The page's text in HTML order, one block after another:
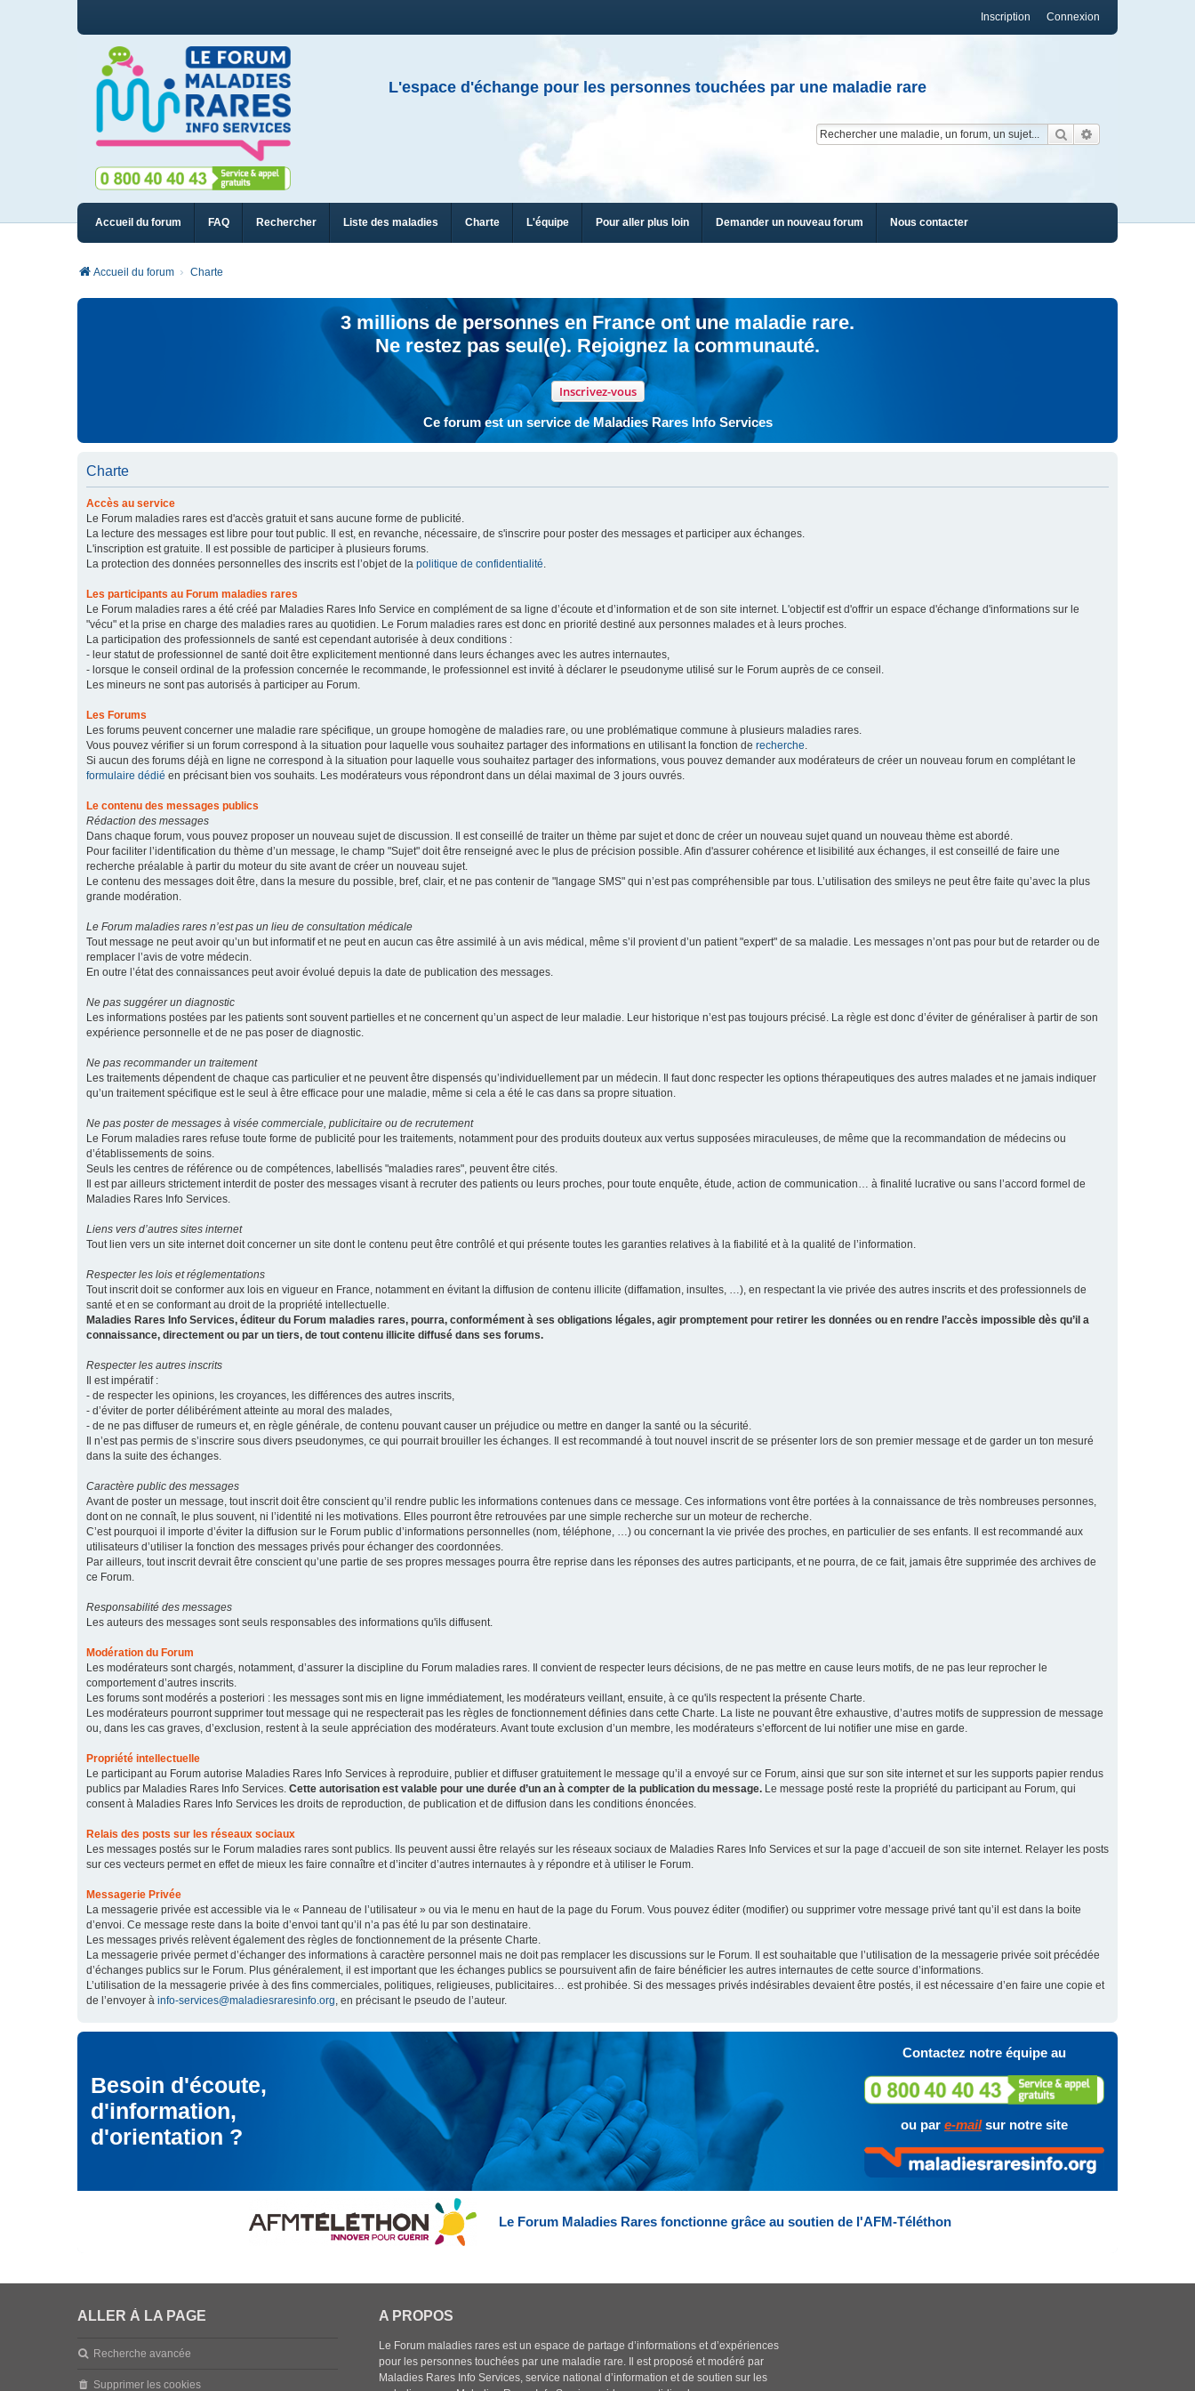
Connexion
Inscription
L'espace d'échange pour les personnes touchées par une maladie rare
Rechercher
Accueil du forum FAQ Rechercher Liste des maladies Charte L'équipe Pour aller plus loin Demander un nouveau forum Nous contacter
Accueil du forum Charte
3 millions de personnes en France ont une maladie rare.
Ne restez pas seul(e). Rejoignez la communauté.
Inscrivez-vous
Ce forum est un service de Maladies Rares Info Services
Charte
Accès au service
Le Forum maladies rares est d'accès gratuit et sans aucune forme de publicité.
La lecture des messages est libre pour tout public. Il est, en revanche, nécessaire, de s'inscrire pour poster des messages et participer aux échanges.
L'inscription est gratuite. Il est possible de participer à plusieurs forums.
La protection des données personnelles des inscrits est l’objet de la politique de confidentialité.
Les participants au Forum maladies rares
Le Forum maladies rares a été créé par Maladies Rares Info Service en complément de sa ligne d’écoute et d’information et de son site internet. L'objectif est d'offrir un espace d'échange d'informations sur le
"vécu" et la prise en charge des maladies rares au quotidien. Le Forum maladies rares est donc en priorité destiné aux personnes malades et à leurs proches.
La participation des professionnels de santé est cependant autorisée à deux conditions :
- leur statut de professionnel de santé doit être explicitement mentionné dans leurs échanges avec les autres internautes,
- lorsque le conseil ordinal de la profession concernée le recommande, le professionnel est invité à déclarer le pseudonyme utilisé sur le Forum auprès de ce conseil.
Les mineurs ne sont pas autorisés à participer au Forum.
Les Forums
Les forums peuvent concerner une maladie rare spécifique, un groupe homogène de maladies rare, ou une problématique commune à plusieurs maladies rares.
Vous pouvez vérifier si un forum correspond à la situation pour laquelle vous souhaitez partager des informations en utilisant la fonction de recherche.
Si aucun des forums déjà en ligne ne correspond à la situation pour laquelle vous souhaitez partager des informations, vous pouvez demander aux modérateurs de créer un nouveau forum en complétant le
formulaire dédié en précisant bien vos souhaits. Les modérateurs vous répondront dans un délai maximal de 3 jours ouvrés.
Le contenu des messages publics
Rédaction des messages
Dans chaque forum, vous pouvez proposer un nouveau sujet de discussion. Il est conseillé de traiter un thème par sujet et donc de créer un nouveau sujet quand un nouveau thème est abordé.
Pour faciliter l’identification du thème d’un message, le champ "Sujet" doit être renseigné avec le plus de précision possible. Afin d'assurer cohérence et lisibilité aux échanges, il est conseillé de faire une
recherche préalable à partir du moteur du site avant de créer un nouveau sujet.
Le contenu des messages doit être, dans la mesure du possible, bref, clair, et ne pas contenir de "langage SMS" qui n’est pas compréhensible par tous. L’utilisation des smileys ne peut être faite qu’avec la plus
grande modération.
Le Forum maladies rares n’est pas un lieu de consultation médicale
Tout message ne peut avoir qu’un but informatif et ne peut en aucun cas être assimilé à un avis médical, même s’il provient d’un patient "expert" de sa maladie. Les messages n’ont pas pour but de retarder ou de
remplacer l’avis de votre médecin.
En outre l’état des connaissances peut avoir évolué depuis la date de publication des messages.
Ne pas suggérer un diagnostic
Les informations postées par les patients sont souvent partielles et ne concernent qu’un aspect de leur maladie. Leur historique n’est pas toujours précisé. La règle est donc d’éviter de généraliser à partir de son
expérience personnelle et de ne pas poser de diagnostic.
Ne pas recommander un traitement
Les traitements dépendent de chaque cas particulier et ne peuvent être dispensés qu’individuellement par un médecin. Il faut donc respecter les options thérapeutiques des autres malades et ne jamais indiquer
qu’un traitement spécifique est le seul à être efficace pour une maladie, même si cela a été le cas dans sa propre situation.
Ne pas poster de messages à visée commerciale, publicitaire ou de recrutement
Le Forum maladies rares refuse toute forme de publicité pour les traitements, notamment pour des produits douteux aux vertus supposées miraculeuses, de même que la recommandation de médecins ou
d’établissements de soins.
Seuls les centres de référence ou de compétences, labellisés "maladies rares", peuvent être cités.
Il est par ailleurs strictement interdit de poster des messages visant à recruter des patients ou leurs proches, pour toute enquête, étude, action de communication… à finalité lucrative ou sans l’accord formel de
Maladies Rares Info Services.
Liens vers d’autres sites internet
Tout lien vers un site internet doit concerner un site dont le contenu peut être contrôlé et qui présente toutes les garanties relatives à la fiabilité et à la qualité de l’information.
Respecter les lois et réglementations
Tout inscrit doit se conformer aux lois en vigueur en France, notamment en évitant la diffusion de contenu illicite (diffamation, insultes, …), en respectant la vie privée des autres inscrits et des professionnels de
santé et en se conformant au droit de la propriété intellectuelle.
Maladies Rares Info Services, éditeur du Forum maladies rares, pourra, conformément à ses obligations légales, agir promptement pour retirer les données ou en rendre l’accès impossible dès qu’il a
connaissance, directement ou par un tiers, de tout contenu illicite diffusé dans ses forums.
Respecter les autres inscrits
Il est impératif :
- de respecter les opinions, les croyances, les différences des autres inscrits,
- d’éviter de porter délibérément atteinte au moral des malades,
- de ne pas diffuser de rumeurs et, en règle générale, de contenu pouvant causer un préjudice ou mettre en danger la santé ou la sécurité.
Il n’est pas permis de s’inscrire sous divers pseudonymes, ce qui pourrait brouiller les échanges. Il est recommandé à tout nouvel inscrit de se présenter lors de son premier message et de garder un ton mesuré
dans la suite des échanges.
Caractère public des messages
Avant de poster un message, tout inscrit doit être conscient qu’il rendre public les informations contenues dans ce message. Ces informations vont être portées à la connaissance de très nombreuses personnes,
dont on ne connaît, le plus souvent, ni l’identité ni les motivations. Elles pourront être retrouvées par une simple recherche sur un moteur de recherche.
C’est pourquoi il importe d’éviter la diffusion sur le Forum public d’informations personnelles (nom, téléphone, …) ou concernant la vie privée des proches, en particulier de ses enfants. Il est recommandé aux
utilisateurs d’utiliser la fonction des messages privés pour échanger des coordonnées.
Par ailleurs, tout inscrit devrait être conscient qu’une partie de ses propres messages pourra être reprise dans les réponses des autres participants, et ne pourra, de ce fait, jamais être supprimée des archives de
ce Forum.
Responsabilité des messages
Les auteurs des messages sont seuls responsables des informations qu'ils diffusent.
Modération du Forum
Les modérateurs sont chargés, notamment, d’assurer la discipline du Forum maladies rares. Il convient de respecter leurs décisions, de ne pas mettre en cause leurs motifs, de ne pas leur reprocher le
comportement d’autres inscrits.
Les forums sont modérés a posteriori : les messages sont mis en ligne immédiatement, les modérateurs veillant, ensuite, à ce qu'ils respectent la présente Charte.
Les modérateurs pourront supprimer tout message qui ne respecterait pas les règles de fonctionnement définies dans cette Charte. La liste ne pouvant être exhaustive, d’autres motifs de suppression de message
ou, dans les cas graves, d’exclusion, restent à la seule appréciation des modérateurs. Avant toute exclusion d’un membre, les modérateurs s’efforcent de lui notifier une mise en garde.
Propriété intellectuelle
Le participant au Forum autorise Maladies Rares Info Services à reproduire, publier et diffuser gratuitement le message qu’il a envoyé sur ce Forum, ainsi que sur son site internet et sur les supports papier rendus
publics par Maladies Rares Info Services. Cette autorisation est valable pour une durée d’un an à compter de la publication du message. Le message posté reste la propriété du participant au Forum, qui
consent à Maladies Rares Info Services les droits de reproduction, de publication et de diffusion dans les conditions énoncées.
Relais des posts sur les réseaux sociaux
Les messages postés sur le Forum maladies rares sont publics. Ils peuvent aussi être relayés sur les réseaux sociaux de Maladies Rares Info Services et sur la page d’accueil de son site internet. Relayer les posts
sur ces vecteurs permet en effet de mieux les faire connaître et d’inciter d’autres internautes à y répondre et à utiliser le Forum.
Messagerie Privée
La messagerie privée est accessible via le « Panneau de l’utilisateur » ou via le menu en haut de la page du Forum. Vous pouvez éditer (modifier) ou supprimer votre message privé tant qu’il est dans la boite
d’envoi. Ce message reste dans la boite d’envoi tant qu’il n’a pas été lu par son destinataire.
Les messages privés relèvent également des règles de fonctionnement de la présente Charte.
La messagerie privée permet d’échanger des informations à caractère personnel mais ne doit pas remplacer les discussions sur le Forum. Il est souhaitable que l’utilisation de la messagerie privée soit précédée
d’échanges publics sur le Forum. Plus généralement, il est important que les échanges publics se poursuivent afin de faire bénéficier les autres internautes de cette source d’informations.
L’utilisation de la messagerie privée à des fins commerciales, politiques, religieuses, publicitaires… est prohibée. Si des messages privés indésirables devaient être postés, il est nécessaire d’en faire une copie et
de l’envoyer à info-services@maladiesraresinfo.org, en précisant le pseudo de l’auteur.
Besoin d'écoute,
d'information,
d'orientation ?
Contactez notre équipe au
ou par e-mailsur notre site
Le Forum Maladies Rares fonctionne grâce au soutien de l'AFM-Téléthon
ALLER À LA PAGE
Recherche avancée
Supprimer les cookies
A PROPOS
Le Forum maladies rares est un espace de partage d’informations et d’expériences
pour les personnes touchées par une maladie rare. Il est proposé et modéré par
Maladies Rares Info Services, service national d’information et de soutien sur les